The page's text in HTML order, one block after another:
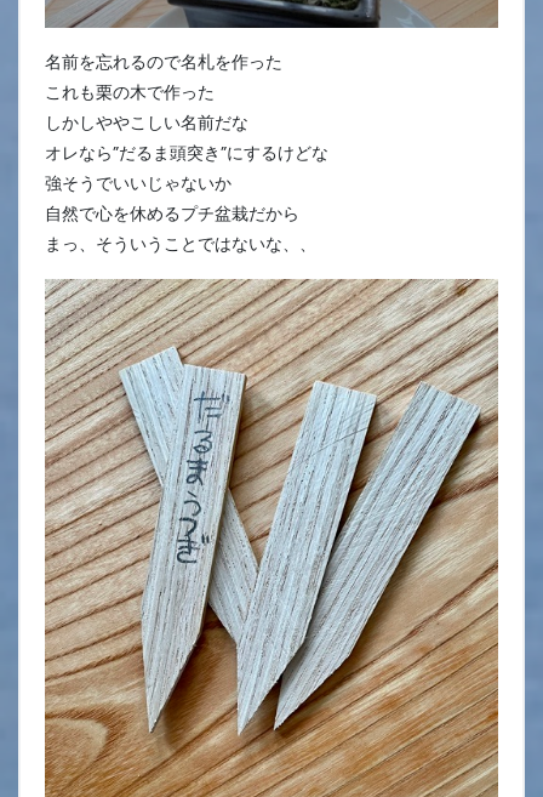
名前を忘れるので名札を作った
これも栗の木で作った
しかしややこしい名前だな
オレなら”だるま頭突き”にするけどな
強そうでいいじゃないか
自然で心を休めるプチ盆栽だから
まっ、そういうことではないな、、